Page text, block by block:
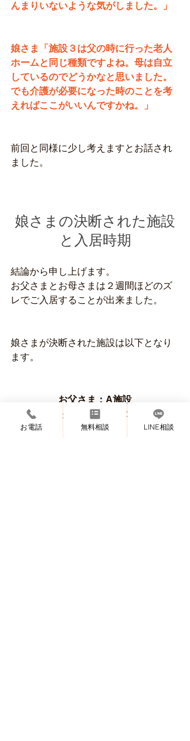
んまりいないような気がしました。」
娘さま「施設３は父の時に行った老人
ホームと同じ種類ですよね。母は自立
しているのでどうかなと思いました。
でも介護が必要になった時のことを考
えればここがいいんですかね。」
前回と同様に少し考えますとお話され
ました。
娘さまの決断された施設
と入居時期
結論から申し上げます。
お父さまとお母さまは２週間ほどのズ
レでご入居することが出来ました。
娘さまが決断された施設は以下となり
ます。
お父さま：A施設
お母さま：施設１
お電話 無料相談 LINE相談